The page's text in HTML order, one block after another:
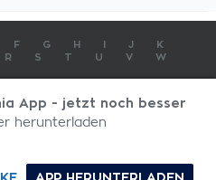
F G H J
K
R S T U V
W
IMPRESSUM
© 2026 - All Rights Reserved
App - jetzt noch besser
herunterladen
APP HERUNTERLADEN